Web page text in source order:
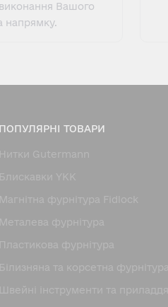
Вашого
напрямку.
ПОПУЛЯРНІ ТОВАРИ
Нитки Gutermann
Блискавки YKK
Магнітна фурнітура Fidlock
Металева фурнітура
Пластикова фурнітура
Білизняна та корсетна фурнітура
Швейні інструменти та приладдя